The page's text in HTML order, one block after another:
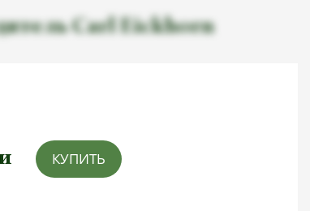
Carl Eickhorn
КУПИТЬ